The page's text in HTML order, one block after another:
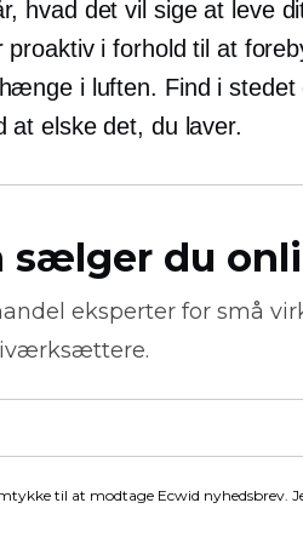
hvad det vil sige at leve
i forhold til at
i luften. Find i
at elske det, du laver.
sælger du
eksperter for små
til at modtage Ecwid nyhedsbrev.